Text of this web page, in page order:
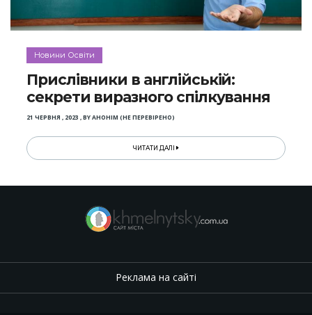
Новини Освіти
Прислівники в англійській:
секрети виразного спілкування
21 ЧЕРВНЯ , 2023 ,BYАНОНІМ (НЕ ПЕРЕВІРЕНО)
ЧИТАТИ ДАЛІ
Реклама на сайті